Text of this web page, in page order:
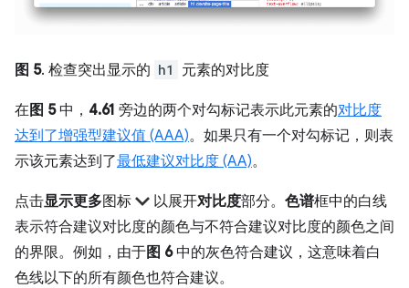
图 5. 检查突出显示的 h1 元素的对比度
在 图 5中， 4.61 旁边的两个对勾标记表示此元素的对比度
达到了增强型建议值 (AAA)。如果只有一个对勾标记，则表
示该元素达到了最低建议对比度 (AA)。
点击显示更多图标 以展开对比度部分。 色谱框中的白线
表示符合建议对比度的颜色与不符合建议对比度的颜色之间
的界限。例如，由于图 6中的灰色符合建议，这意味着白
色线以下的所有颜色也符合建议。